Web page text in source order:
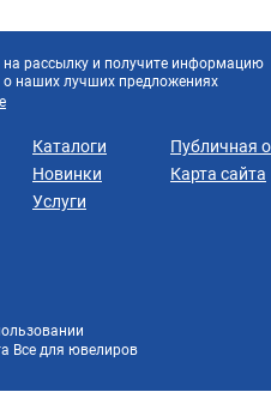
на рассылку и получите информацию
о наших лучших предложениях
Каталоги
Новинки
Услуги
Публичная
Карта сайта
Все для ювелиров